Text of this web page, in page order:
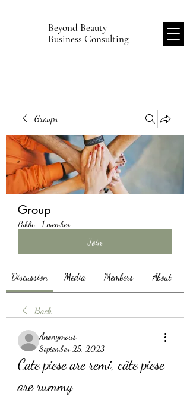
Beyond Beauty
Business Consulting
Groups
Group
Public · 1 member
Join
Discussion Media Members About
Back
Anonymous
September 25, 2023
Cate piese are remi, câte piese
are rummy